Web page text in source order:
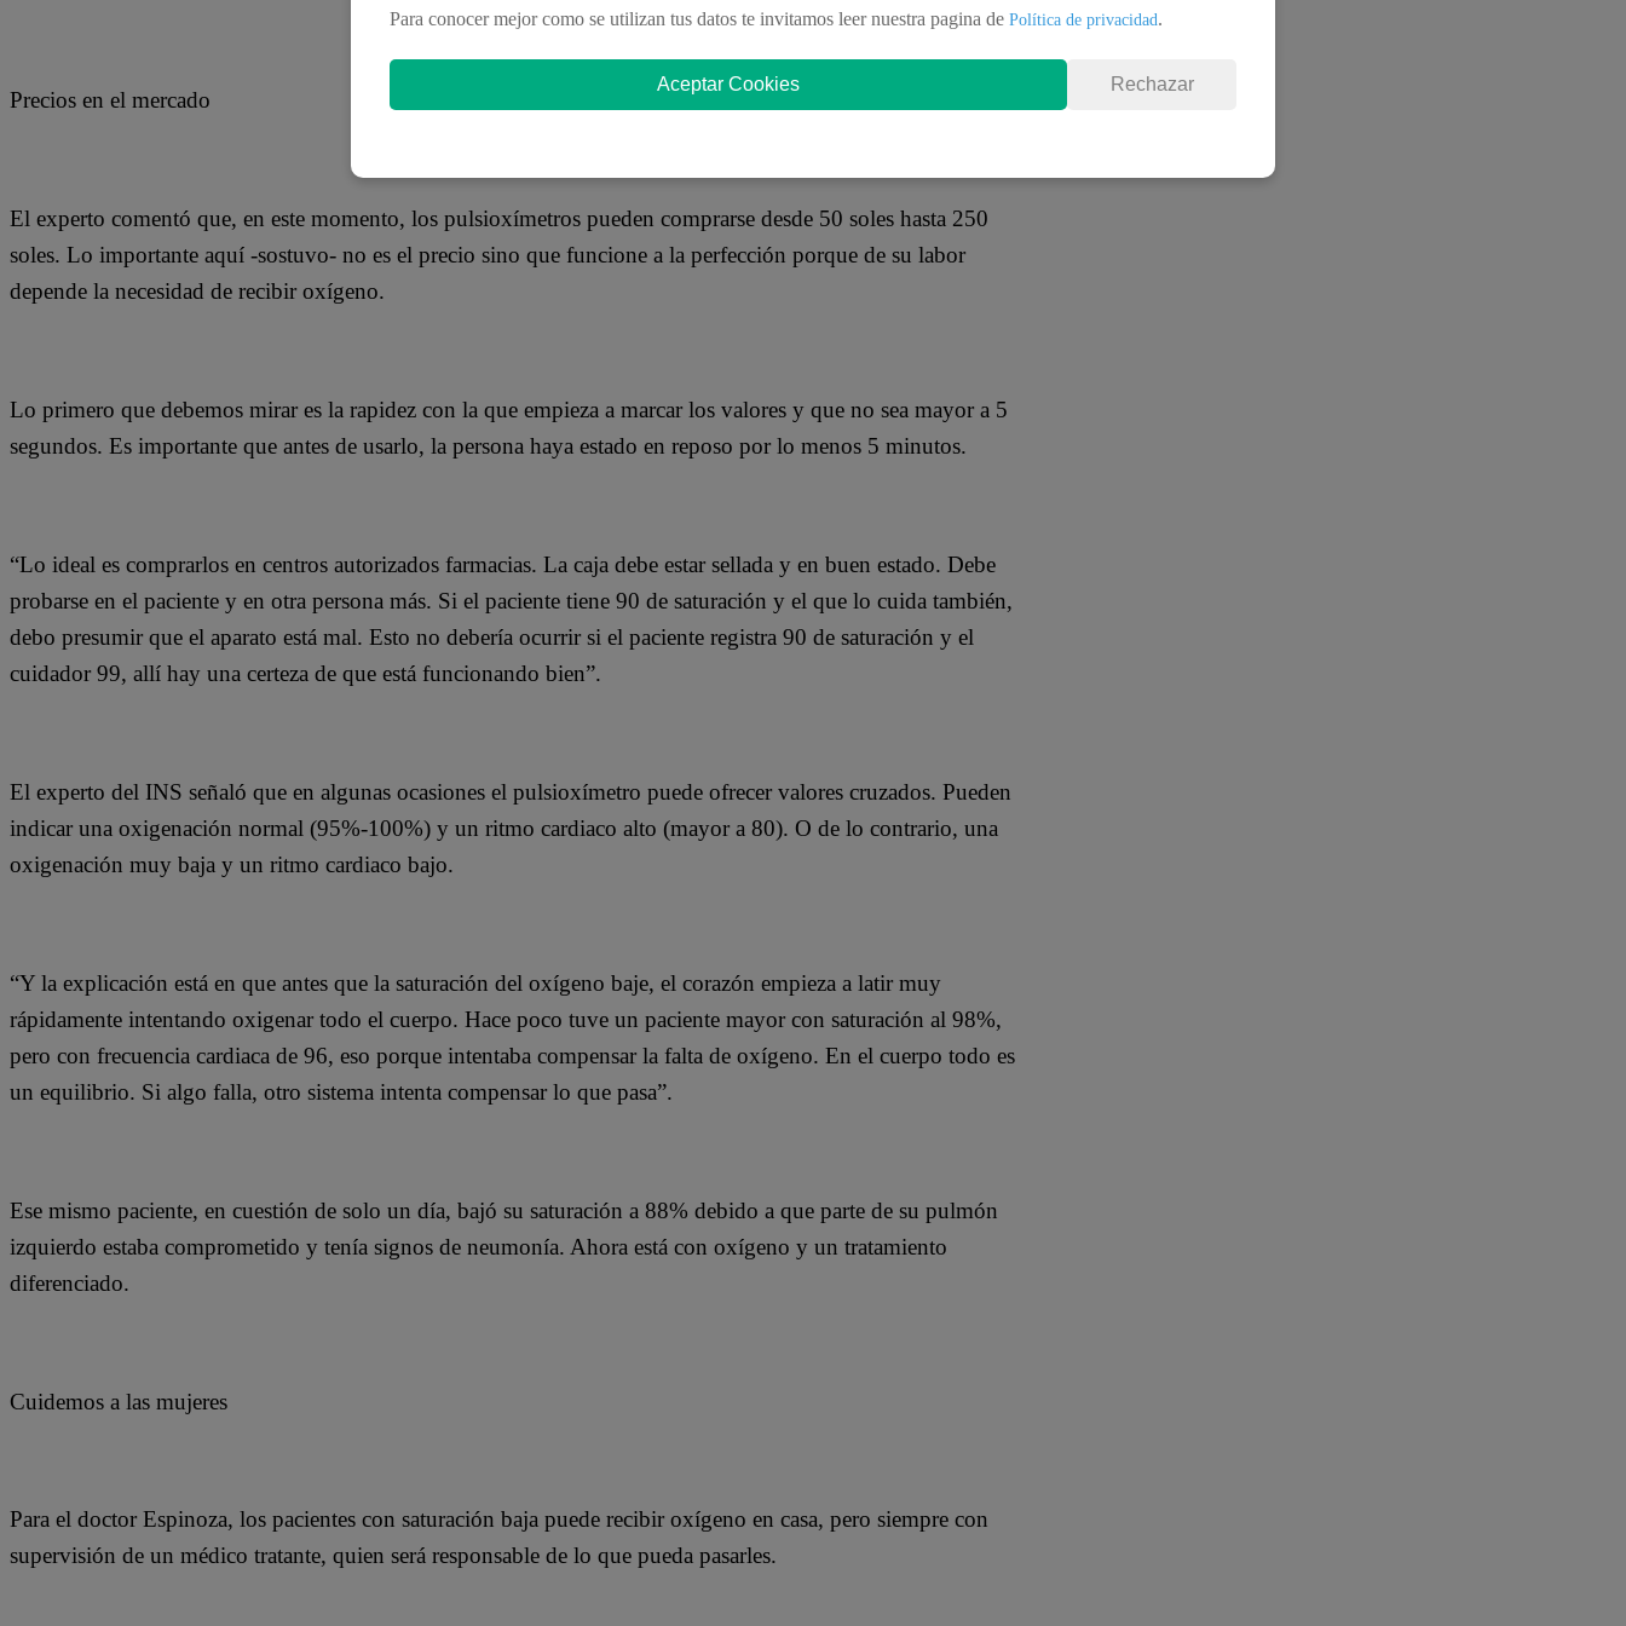
Precios en el mercado
El experto comentó que, en este momento, los pulsioxímetros pueden comprarse desde 50 soles hasta 250
soles. Lo importante aquí -sostuvo- no es el precio sino que funcione a la perfección porque de su labor
depende la necesidad de recibir oxígeno.
Lo primero que debemos mirar es la rapidez con la que empieza a marcar los valores y que no sea mayor a 5
segundos. Es importante que antes de usarlo, la persona haya estado en reposo por lo menos 5 minutos.
“Lo ideal es comprarlos en centros autorizados farmacias. La caja debe estar sellada y en buen estado. Debe
probarse en el paciente y en otra persona más. Si el paciente tiene 90 de saturación y el que lo cuida también,
debo presumir que el aparato está mal. Esto no debería ocurrir si el paciente registra 90 de saturación y el
cuidador 99, allí hay una certeza de que está funcionando bien”.
El experto del INS señaló que en algunas ocasiones el pulsioxímetro puede ofrecer valores cruzados. Pueden
indicar una oxigenación normal (95%-100%) y un ritmo cardiaco alto (mayor a 80). O de lo contrario, una
oxigenación muy baja y un ritmo cardiaco bajo.
“Y la explicación está en que antes que la saturación del oxígeno baje, el corazón empieza a latir muy
rápidamente intentando oxigenar todo el cuerpo. Hace poco tuve un paciente mayor con saturación al 98%,
pero con frecuencia cardiaca de 96, eso porque intentaba compensar la falta de oxígeno. En el cuerpo todo es
un equilibrio. Si algo falla, otro sistema intenta compensar lo que pasa”.
Ese mismo paciente, en cuestión de solo un día, bajó su saturación a 88% debido a que parte de su pulmón
izquierdo estaba comprometido y tenía signos de neumonía. Ahora está con oxígeno y un tratamiento
diferenciado.
Cuidemos a las mujeres
Para el doctor Espinoza, los pacientes con saturación baja puede recibir oxígeno en casa, pero siempre con
supervisión de un médico tratante, quien será responsable de lo que pueda pasarles.
Para conocer mejor como se utilizan tus datos te invitamos leer nuestra pagina de Política de privacidad.
Aceptar Cookies Rechazar